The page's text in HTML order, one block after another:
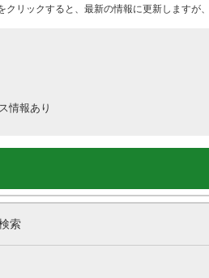
クリックすると、最新の情報に更新します
情報あり
索